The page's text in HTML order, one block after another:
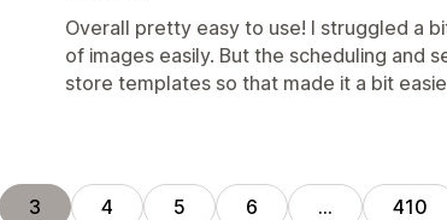
Overall pretty easy to use! I struggled a
of images easily. But the scheduling and
store templates so that made it a bit
3 4 5 6 … 410